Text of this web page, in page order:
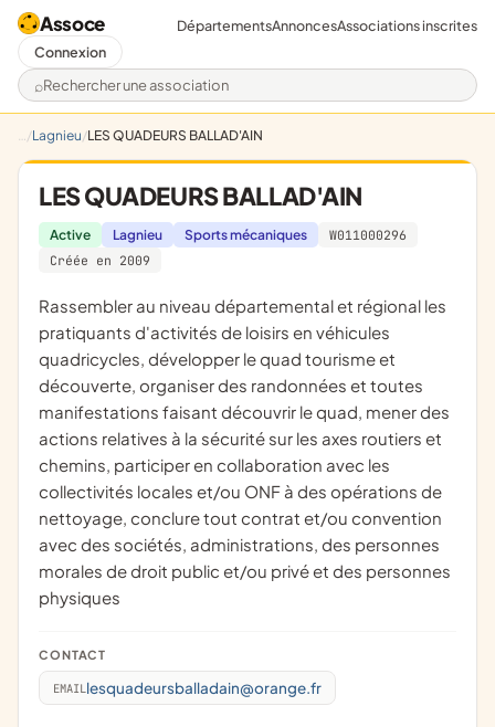
Assoce
Rechercher une association
DépartementsAnnoncesAssociations inscrites
Connexion
Lagnieu LES QUADEURS BALLAD'AIN
LES QUADEURS BALLAD'AIN
Active Lagnieu Sports mécaniques
W011000296
Créée en 2009
rassembler au niveau départemental et régional les
pratiquants d'activités de loisirs en véhicules
quadricycles, développer le quad tourisme et
découverte, organiser des randonnées et toutes
manifestations faisant découvrir le quad, mener des
actions relatives à la sécurité sur les axes routiers et
chemins, participer en collaboration avec les
collectivités locales et/ou ONF à des opérations de
nettoyage, conclure tout contrat et/ou convention
avec des sociétés, administrations, des personnes
morales de droit public et/ou privé et des personnes
physiques
CONTACT
EMAIL lesquadeursballadain@orange.fr